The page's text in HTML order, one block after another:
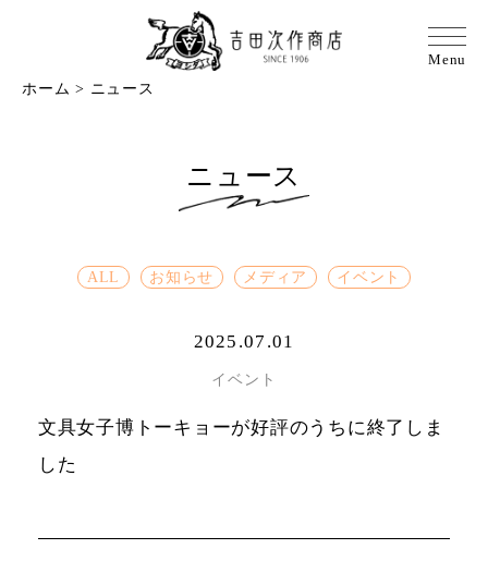
ホーム > ニュース
ニュース
ALL お知らせ メディア イベント
2025.07.01
イベント
文具女子博トーキョーが好評のうちに終了しま
した